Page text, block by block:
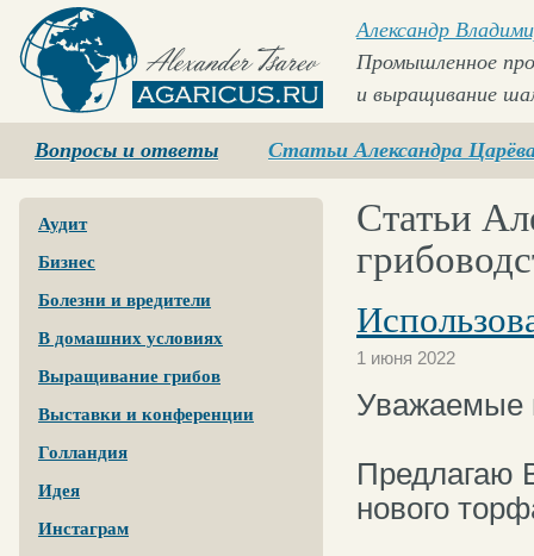
Agaricus.ru
Александр
Промышленное
и выращивание
Вопросы и ответы Статьи Александра
Аудит
Бизнес
Болезни и вредители
В домашних условиях
Выращивание грибов
Выставки и конференции
Голландия
Идея
Инстаграм
Статьи
1 июня 2022
Уважаемые
Предлагаю
нового